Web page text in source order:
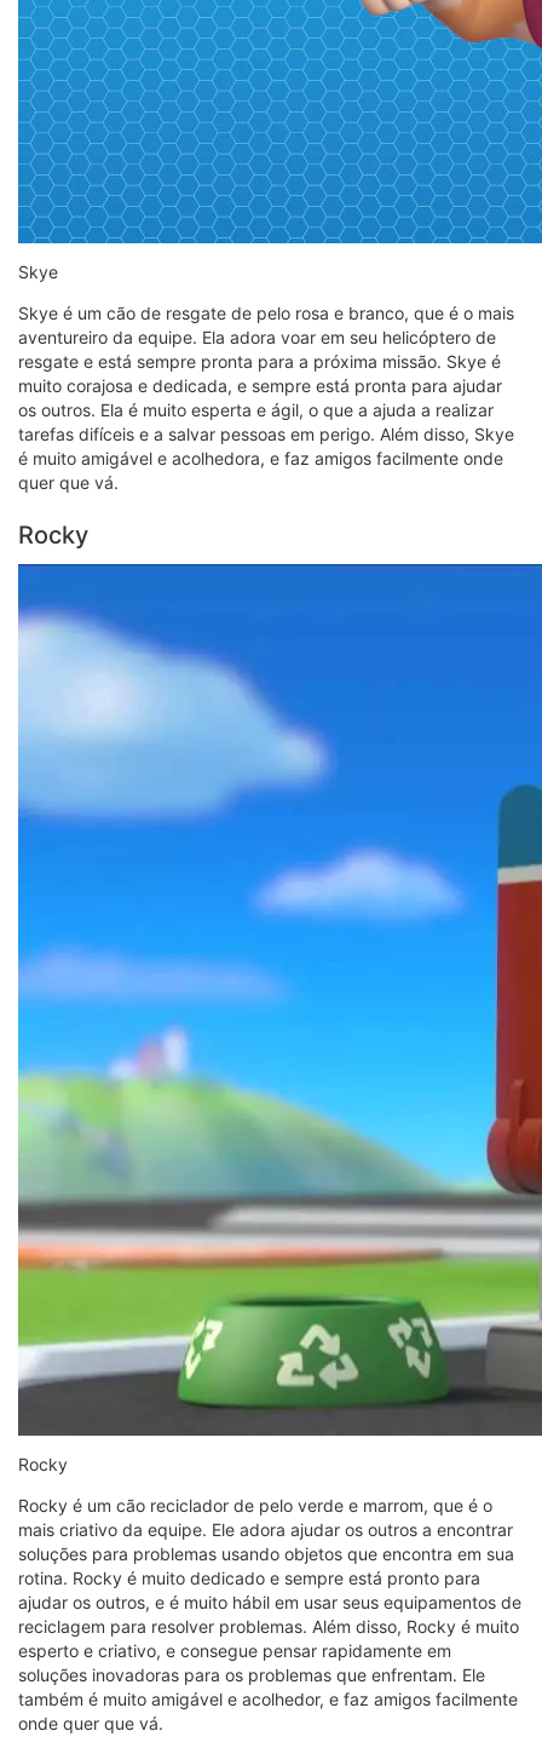
Skye
Skye é um cão de resgate de pelo rosa e branco, que é o mais
aventureiro da equipe. Ela adora voar em seu helicóptero de
resgate e está sempre pronta para a próxima missão. Skye é
muito corajosa e dedicada, e sempre está pronta para ajudar
os outros. Ela é muito esperta e ágil, o que a ajuda a realizar
tarefas difíceis e a salvar pessoas em perigo. Além disso, Skye
é muito amigável e acolhedora, e faz amigos facilmente onde
quer que vá.
Rocky
Rocky
Rocky é um cão reciclador de pelo verde e marrom, que é o
mais criativo da equipe. Ele adora ajudar os outros a encontrar
soluções para problemas usando objetos que encontra em sua
rotina. Rocky é muito dedicado e sempre está pronto para
ajudar os outros, e é muito hábil em usar seus equipamentos de
reciclagem para resolver problemas. Além disso, Rocky é muito
esperto e criativo, e consegue pensar rapidamente em
soluções inovadoras para os problemas que enfrentam. Ele
também é muito amigável e acolhedor, e faz amigos facilmente
onde quer que vá.